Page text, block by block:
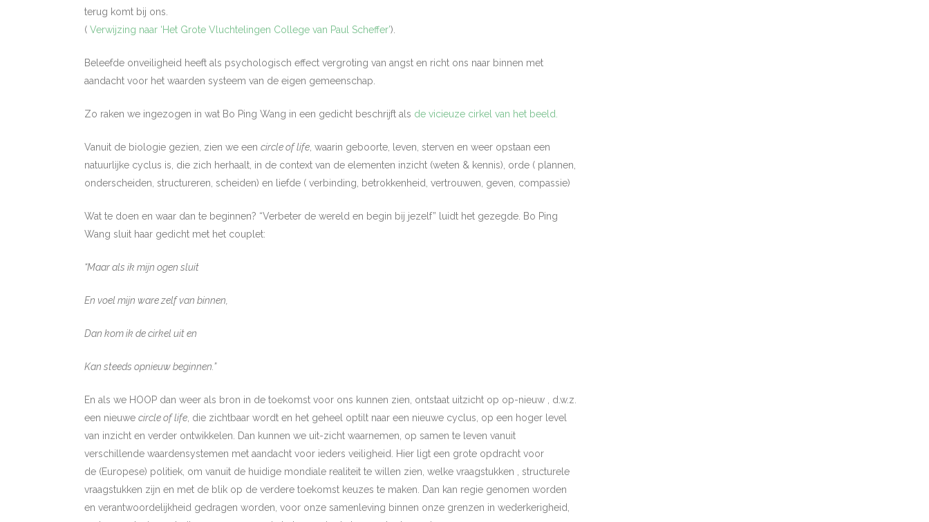
terug komt bij ons.
( Verwijzing naar ‘Het Grote Vluchtelingen College van Paul Scheffer’).
Beleefde onveiligheid heeft als psychologisch effect vergroting van angst en richt ons naar binnen met
aandacht voor het waarden systeem van de eigen gemeenschap.
Zo raken we ingezogen in wat Bo Ping Wang in een gedicht beschrijft als de vicieuze cirkel van het beeld.
Vanuit de biologie gezien, zien we een circle of life , waarin geboorte, leven, sterven en weer opstaan een
natuurlijke cyclus is, die zich herhaalt, in de context van de elementen inzicht (weten & kennis), orde ( plannen,
onderscheiden, structureren, scheiden) en liefde ( verbinding, betrokkenheid, vertrouwen, geven, compassie)
Wat te doen en waar dan te beginnen? “Verbeter de wereld en begin bij jezelf” luidt het gezegde. Bo Ping
Wang sluit haar gedicht met het couplet:
“Maar als ik mijn ogen sluit
En voel mijn ware zelf van binnen,
Dan kom ik de cirkel uit en
Kan steeds opnieuw beginnen.”
En als we HOOP dan weer als bron in de toekomst voor ons kunnen zien, ontstaat uitzicht op op-nieuw , d.w.z.
een nieuwe circle of life , die zichtbaar wordt en het geheel optilt naar een nieuwe cyclus, op een hoger level
van inzicht en verder ontwikkelen. Dan kunnen we uit-zicht waarnemen, op samen te leven vanuit
verschillende waardensystemen met aandacht voor ieders veiligheid. Hier ligt een grote opdracht voor
de (Europese) politiek, om vanuit de huidige mondiale realiteit te willen zien, welke vraagstukken , structurele
vraagstukken zijn en met de blik op de verdere toekomst keuzes te maken. Dan kan regie genomen worden
en verantwoordelijkheid gedragen worden, voor onze samenleving binnen onze grenzen in wederkerigheid,